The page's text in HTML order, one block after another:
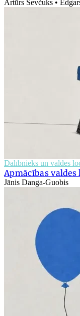
Artūrs Ševčuks •
Dalībnieks un valdes
Apmācības
Jānis Danga-Guobis